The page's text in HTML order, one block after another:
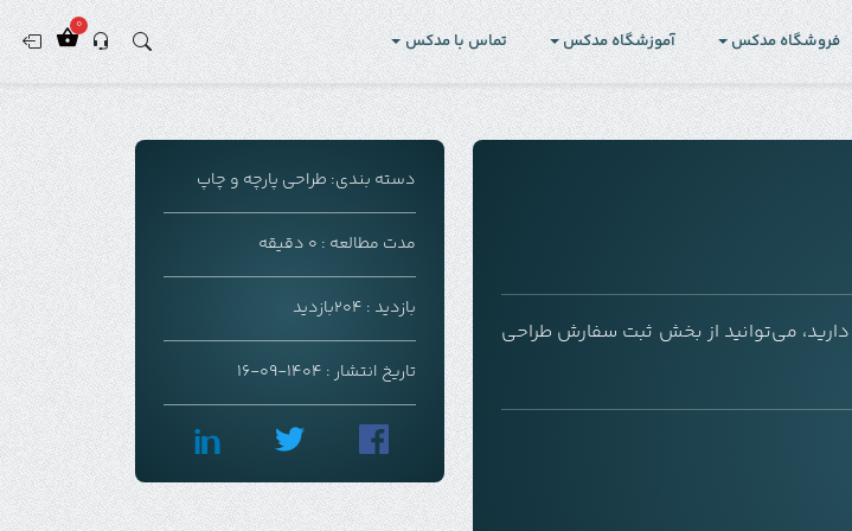
فروشگاه مدکس آموزشگاه مدکس تماس با مدکس
0
می‌توانید از بخش ثبت سفارش طراحی
دسته بندی: طراحی پارچه و چاپ
مدت مطالعه : 0 دقیقه
بازدید : 204بازدید
تاریخ انتشار : 1404-09-16